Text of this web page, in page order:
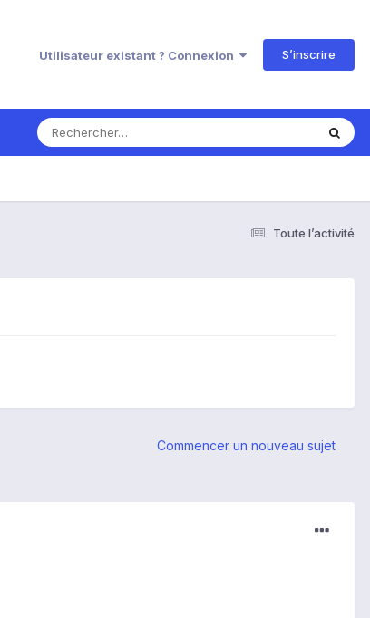
Utilisateur existant ? Connexion S’inscrire
Toute l’activité
Commencer un nouveau sujet